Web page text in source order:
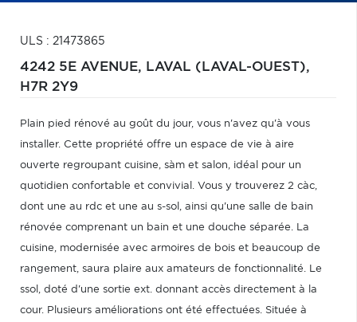
ULS : 21473865
4242 5E AVENUE, LAVAL (LAVAL-OUEST),
H7R 2Y9
Plain pied rénové au goût du jour, vous n'avez qu'à vous
installer. Cette propriété offre un espace de vie à aire
ouverte regroupant cuisine, sàm et salon, idéal pour un
quotidien confortable et convivial. Vous y trouverez 2 càc,
dont une au rdc et une au s-sol, ainsi qu'une salle de bain
rénovée comprenant un bain et une douche séparée. La
cuisine, modernisée avec armoires de bois et beaucoup de
rangement, saura plaire aux amateurs de fonctionnalité. Le
ssol, doté d'une sortie ext. donnant accès directement à la
cour. Plusieurs améliorations ont été effectuées. Située à